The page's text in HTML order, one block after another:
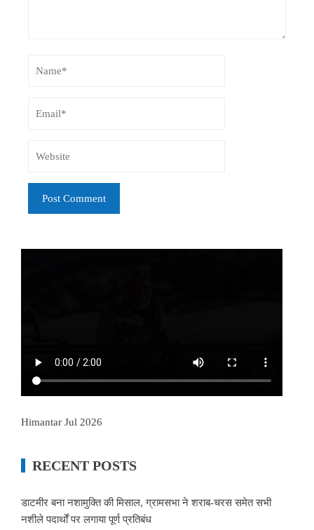
Himantar Jul 2026
RECENT POSTS
डाटमीर बना नशामुक्ति की मिसाल, ग्रामसभा ने शराब-चरस समेत सभी
नशीले पदार्थों पर लगाया पूर्ण प्रतिबंध